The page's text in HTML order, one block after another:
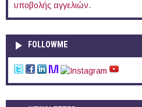
υποβολής αγγελιών.
FOLLOWME